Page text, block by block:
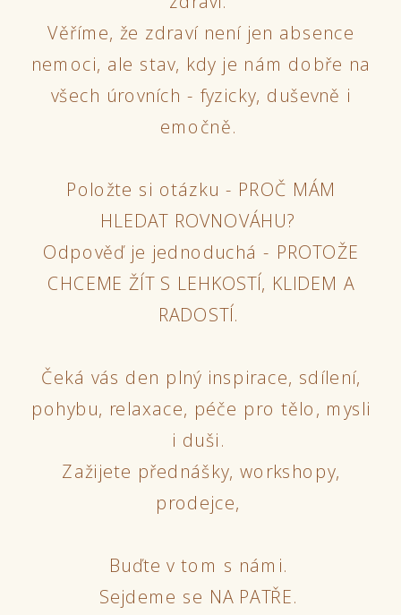
Věříme, že zdraví není jen absence
nemoci, ale stav, kdy je nám dobře na
všech úrovních - fyzicky, duševně i
emočně.
Položte si otázku - PROČ MÁM
HLEDAT ROVNOVÁHU?
Odpověď je jednoduchá - PROTOŽE
CHCEME ŽÍT S LEHKOSTÍ, KLIDEM A
RADOSTÍ.
Čeká vás den plný inspirace, sdílení,
pohybu, relaxace, péče pro tělo, mysli
i duši.
Zažijete přednášky, workshopy,
prodejce,
Buďte v tom s námi.
Sejdeme se NA PATŘE.